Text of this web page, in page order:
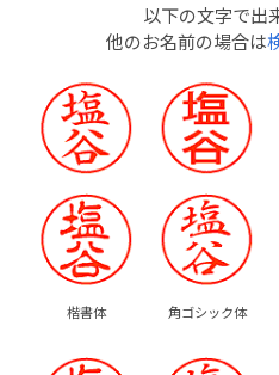
以下の文字で出
他のお名前の場合は
楷書体 角ゴシック体